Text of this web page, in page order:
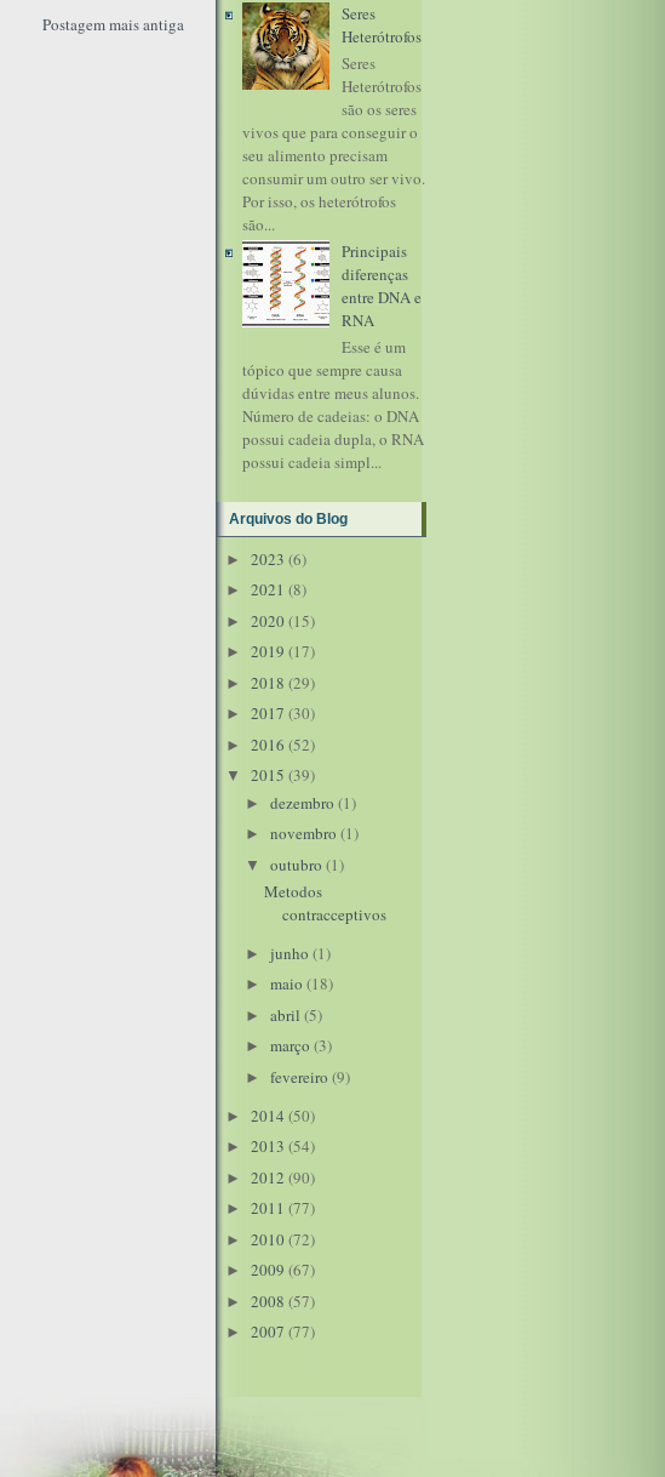
Postagem mais antiga
Seres
Heterótrofos
Seres
Heterótrofos
são os seres
vivos que para conseguir o
seu alimento precisam
consumir um outro ser vivo.
Por isso, os heterótrofos
são...
Principais
diferenças
entre DNA e
RNA
Esse é um
tópico que sempre causa
dúvidas entre meus alunos.
Número de cadeias: o DNA
possui cadeia dupla, o RNA
possui cadeia simpl...
Arquivos do Blog
► 2023 (6)
► 2021 (8)
► 2020 (15)
► 2019 (17)
► 2018 (29)
► 2017 (30)
► 2016 (52)
▼ 2015 (39)
► dezembro (1)
► novembro (1)
▼ outubro (1)
Metodos
contracceptivos
► junho (1)
► maio (18)
► abril (5)
► março (3)
► fevereiro (9)
► 2014 (50)
► 2013 (54)
► 2012 (90)
► 2011 (77)
► 2010 (72)
► 2009 (67)
► 2008 (57)
► 2007 (77)